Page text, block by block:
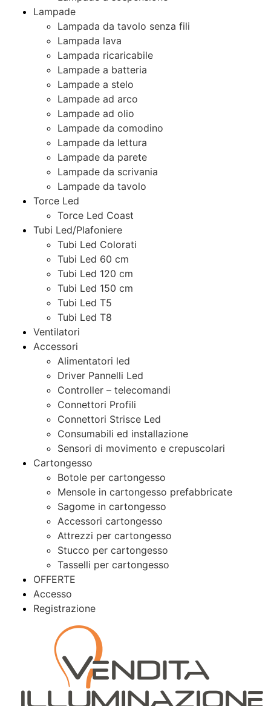
Lampade
Lampada da tavolo senza fili
Lampada lava
Lampada ricaricabile
Lampade a batteria
Lampade a stelo
Lampade ad arco
Lampade ad olio
Lampade da comodino
Lampade da lettura
Lampade da parete
Lampade da scrivania
Lampade da tavolo
Torce Led
Torce Led Coast
Tubi Led/Plafoniere
Tubi Led Colorati
Tubi Led 60 cm
Tubi Led 120 cm
Tubi Led 150 cm
Tubi Led T5
Tubi Led T8
Ventilatori
Accessori
Alimentatori led
Driver Pannelli Led
Controller – telecomandi
Connettori Profili
Connettori Strisce Led
Consumabili ed installazione
Sensori di movimento e crepuscolari
Cartongesso
Botole per cartongesso
Mensole in cartongesso prefabbricate
Sagome in cartongesso
Accessori cartongesso
Attrezzi per cartongesso
Stucco per cartongesso
Tasselli per cartongesso
OFFERTE
Accesso
Registrazione